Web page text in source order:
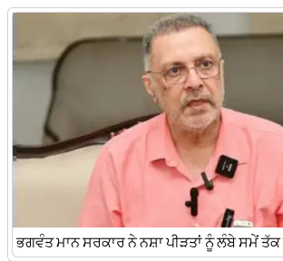
ਭਗਵੰਤ ਮਾਨ ਸਰਕਾਰ ਨੇ ਨਸ਼ਾ ਪੀੜਤਾਂ ਨੂੰ ਲੰਬੇ ਸਮੇਂ ਤੱਕ